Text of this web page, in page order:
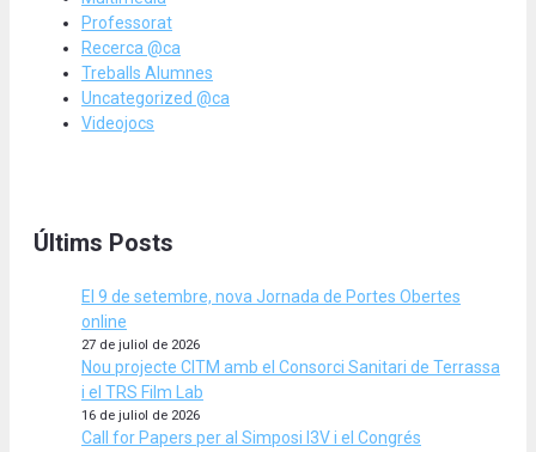
Professorat
Recerca @ca
Treballs Alumnes
Uncategorized @ca
Videojocs
Últims Posts
El 9 de setembre, nova Jornada de Portes Obertes
online
27 de juliol de 2026
Nou projecte CITM amb el Consorci Sanitari de Terrassa
i el TRS Film Lab
16 de juliol de 2026
Call for Papers per al Simposi I3V i el Congrés